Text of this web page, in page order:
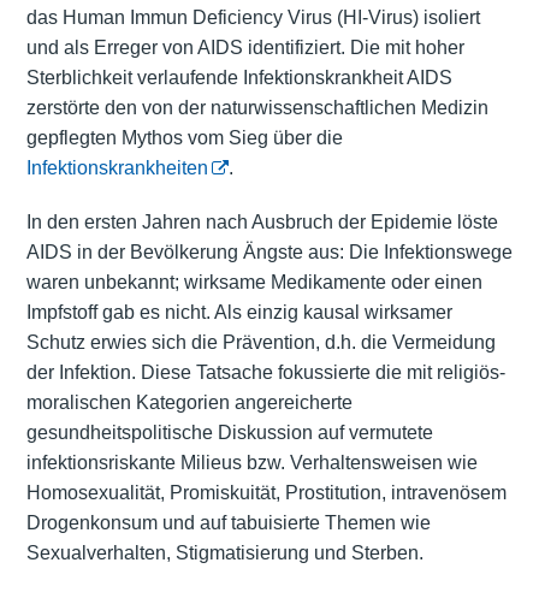
das Human Immun Deficiency Virus (HI-Virus) isoliert
und als Erreger von AIDS identifiziert. Die mit hoher
Sterblichkeit verlaufende Infektionskrankheit AIDS
zerstörte den von der naturwissenschaftlichen Medizin
gepflegten Mythos vom Sieg über die
Infektionskrankheiten
.
In den ersten Jahren nach Ausbruch der Epidemie löste
AIDS in der Bevölkerung Ängste aus: Die Infektionswege
waren unbekannt; wirksame Medikamente oder einen
Impfstoff gab es nicht. Als einzig kausal wirksamer
Schutz erwies sich die Prävention, d.h. die Vermeidung
der Infektion. Diese Tatsache fokussierte die mit religiös-
moralischen Kategorien angereicherte
gesundheitspolitische Diskussion auf vermutete
infektionsriskante Milieus bzw. Verhaltensweisen wie
Homosexualität, Promiskuität, Prostitution, intravenösem
Drogenkonsum und auf tabuisierte Themen wie
Sexualverhalten, Stigmatisierung und Sterben.